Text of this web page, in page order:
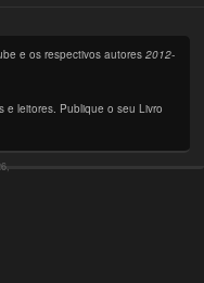
e os respectivos autores2012-
e leitores. Publique o seu Livro